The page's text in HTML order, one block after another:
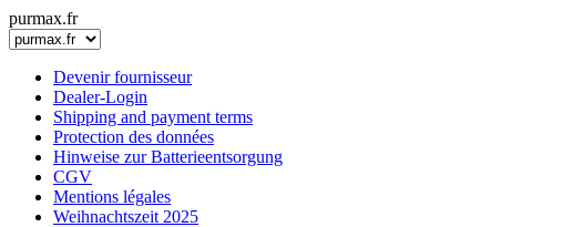
purmax.fr
Devenir fournisseur
Dealer-Login
Shipping and payment terms
Protection des données
Hinweise zur Batterieentsorgung
CGV
Mentions légales
Weihnachtszeit 2025